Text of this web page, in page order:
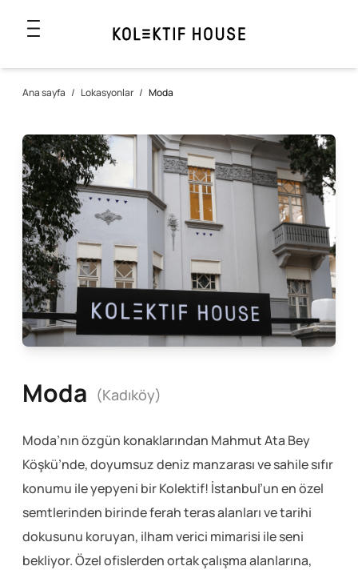
Ana sayfa / Lokasyonlar / Moda
Moda (Kadıköy)
Moda’nın özgün konaklarından Mahmut Ata Bey
Köşkü’nde, doyumsuz deniz manzarası ve sahile sıfır
konumu ile yepyeni bir Kolektif! İstanbul’un en özel
semtlerinden birinde ferah teras alanları ve tarihi
dokusunu koruyan, ilham verici mimarisi ile seni
bekliyor. Özel ofislerden ortak çalışma alanlarına,